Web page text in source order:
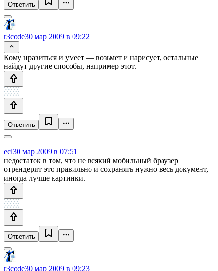
Ответить
r3code30 мар 2009 в 09:22
Кому нравиться и умеет — возьмет и нарисует, остальные
найдут другие способы, например этот.
Ответить
ecl30 мар 2009 в 07:51
недостаток в том, что не всякий мобильный браузер
отрендерит это правильно и сохранять нужно весь документ,
иногда лучше картинки.
Ответить
r3code30 мар 2009 в 09:23